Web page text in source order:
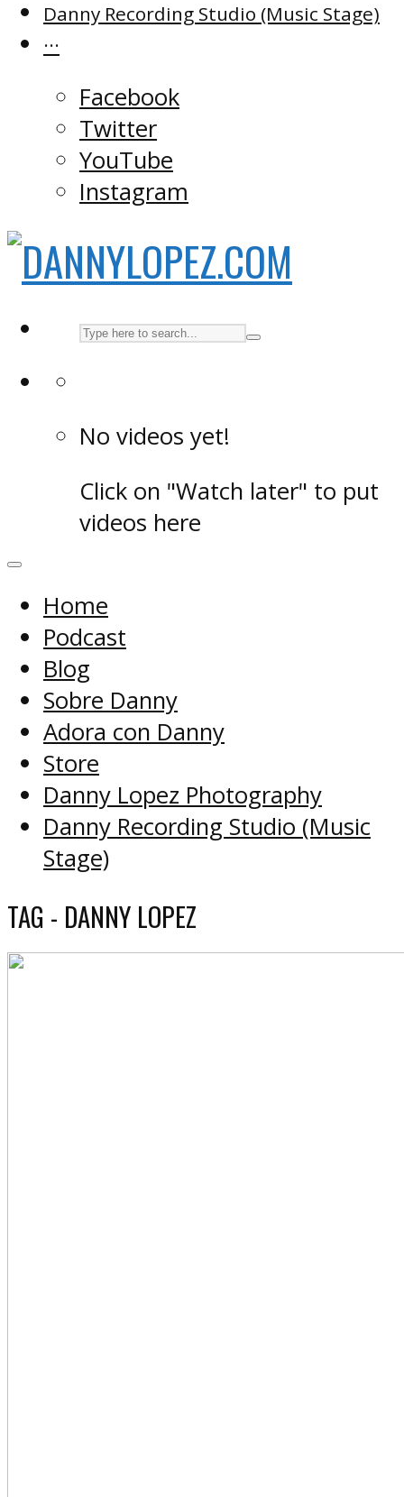
Danny Recording Studio (Music Stage)
···
Facebook
Twitter
YouTube
Instagram
No videos yet!
Click on "Watch later" to put
videos here
Home
Podcast
Blog
Sobre Danny
Adora con Danny
Store
Danny Lopez Photography
Danny Recording Studio (Music
Stage)
TAG - DANNY LOPEZ